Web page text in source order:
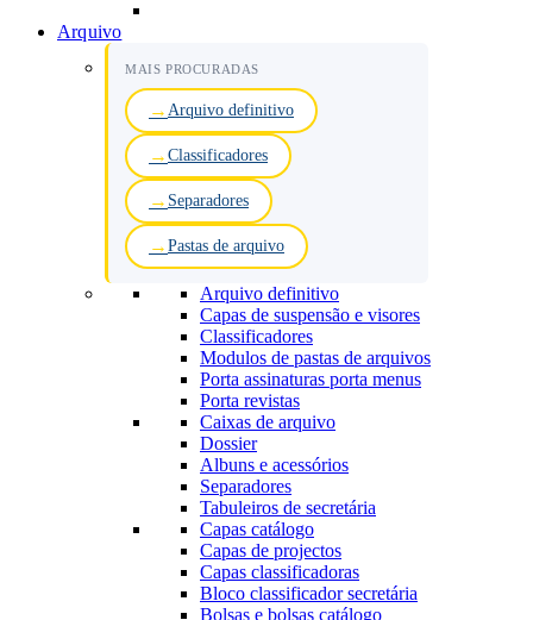
Arquivo
MAIS PROCURADAS
Arquivo definitivo
Classificadores
Separadores
Pastas de arquivo
Arquivo definitivo
Capas de suspensão e visores
Classificadores
Modulos de pastas de arquivos
Porta assinaturas porta menus
Porta revistas
Caixas de arquivo
Dossier
Albuns e acessórios
Separadores
Tabuleiros de secretária
Capas catálogo
Capas de projectos
Capas classificadoras
Bloco classificador secretária
Bolsas e bolsas catálogo